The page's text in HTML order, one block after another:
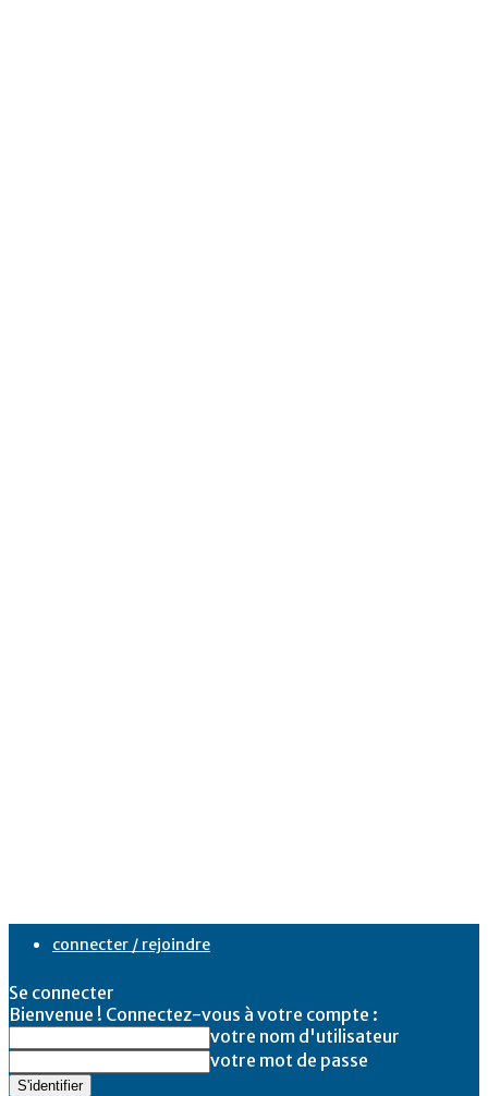
connecter / rejoindre
Se connecter
Bienvenue ! Connectez-vous à votre compte :
votre nom d'utilisateur
votre mot de passe